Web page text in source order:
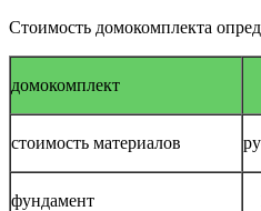
Стоимость домокомплекта
домокомплект
стоимость материалов
фундамент